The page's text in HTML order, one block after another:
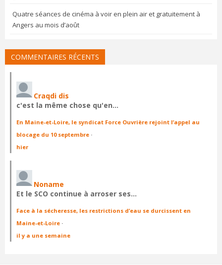
Quatre séances de cinéma à voir en plein air et gratuitement à
Angers au mois d’août
COMMENTAIRES RÉCENTS
Craqdi dis
c'est la même chose qu'en…
En Maine-et-Loire, le syndicat Force Ouvrière rejoint l’appel au
blocage du 10 septembre ·
hier
Noname
Et le SCO continue à arroser ses…
Face à la sécheresse, les restrictions d’eau se durcissent en
Maine-et-Loire ·
il y a une semaine